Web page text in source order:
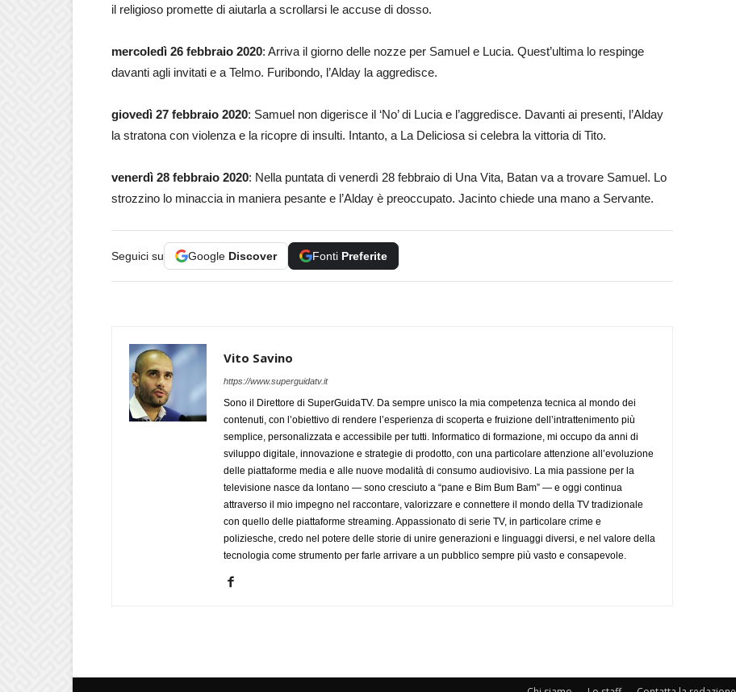
il religioso promette di aiutarla a scrollarsi le accuse di dosso.
mercoledì 26 febbraio 2020: Arriva il giorno delle nozze per Samuel e Lucia. Quest’ultima lo respinge
davanti agli invitati e a Telmo. Furibondo, l’Alday la aggredisce.
giovedì 27 febbraio 2020: Samuel non digerisce il ‘No’ di Lucia e l’aggredisce. Davanti ai presenti, l’Alday
la stratona con violenza e la ricopre di insulti. Intanto, a La Deliciosa si celebra la vittoria di Tito.
venerdì 28 febbraio 2020: Nella puntata di venerdì 28 febbraio di Una Vita, Batan va a trovare Samuel. Lo
strozzino lo minaccia in maniera pesante e l’Alday è preoccupato. Jacinto chiede una mano a Servante.
Seguici su Google Discover Fonti Preferite
Vito Savino
https://www.superguidatv.it
Sono il Direttore di SuperGuidaTV. Da sempre unisco la mia competenza tecnica al mondo dei
contenuti, con l’obiettivo di rendere l’esperienza di scoperta e fruizione dell’intrattenimento più
semplice, personalizzata e accessibile per tutti. Informatico di formazione, mi occupo da anni di
sviluppo digitale, innovazione e strategie di prodotto, con una particolare attenzione all’evoluzione
delle piattaforme media e alle nuove modalità di consumo audiovisivo. La mia passione per la
televisione nasce da lontano — sono cresciuto a “pane e Bim Bum Bam” — e oggi continua
attraverso il mio impegno nel raccontare, valorizzare e connettere il mondo della TV tradizionale
con quello delle piattaforme streaming. Appassionato di serie TV, in particolare crime e
poliziesche, credo nel potere delle storie di unire generazioni e linguaggi diversi, e nel valore della
tecnologia come strumento per farle arrivare a un pubblico sempre più vasto e consapevole.